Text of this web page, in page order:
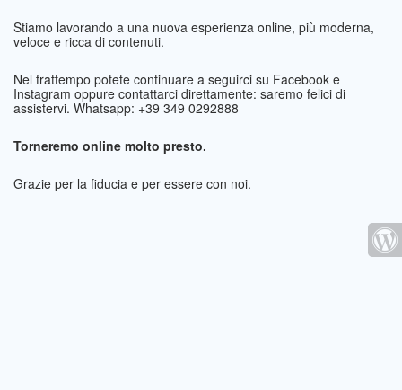
Stiamo lavorando a una nuova esperienza online, più moderna,
veloce e ricca di contenuti.
Nel frattempo potete continuare a seguirci su Facebook e
Instagram oppure contattarci direttamente: saremo felici di
assistervi. Whatsapp: +39 349 0292888
Torneremo online molto presto.
Grazie per la fiducia e per essere con noi.